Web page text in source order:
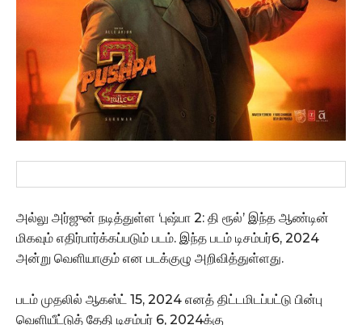
அல்லு அர்ஜுன் நடித்துள்ள ‘புஷ்பா 2: தி ரூல்’ இந்த ஆண்டின்
மிகவும் எதிர்பார்க்கப்படும் படம். இந்த படம் டிசம்பர்6, 2024
அன்று வெளியாகும் என படக்குழு அறிவித்துள்ளது.
படம் முதலில் ஆகஸ்ட் 15, 2024 எனத் திட்டமிடப்பட்டு பின்பு
வெளியீட்டுத் தேதி டிசம்பர் 6, 2024க்கு